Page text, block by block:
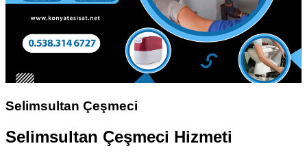
Selimsultan Çeşmeci
Selimsultan Çeşmeci Hizmeti